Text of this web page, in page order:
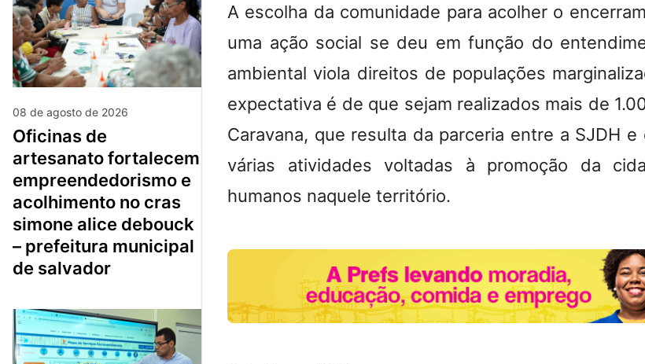
08 de agosto de 2026
oficinas de
artesanato fortalecem
empreendedorismo e
acolhimento no cras
simone alice debouck
– prefeitura municipal
de salvador
A escolha da comunidade para acolher o
uma ação social se deu em função do
ambiental viola direitos de populações
expectativa é de que sejam realizados mais de
Caravana, que resulta da parceria entre a SJDH
várias atividades voltadas à promoção da
humanos naquele território.